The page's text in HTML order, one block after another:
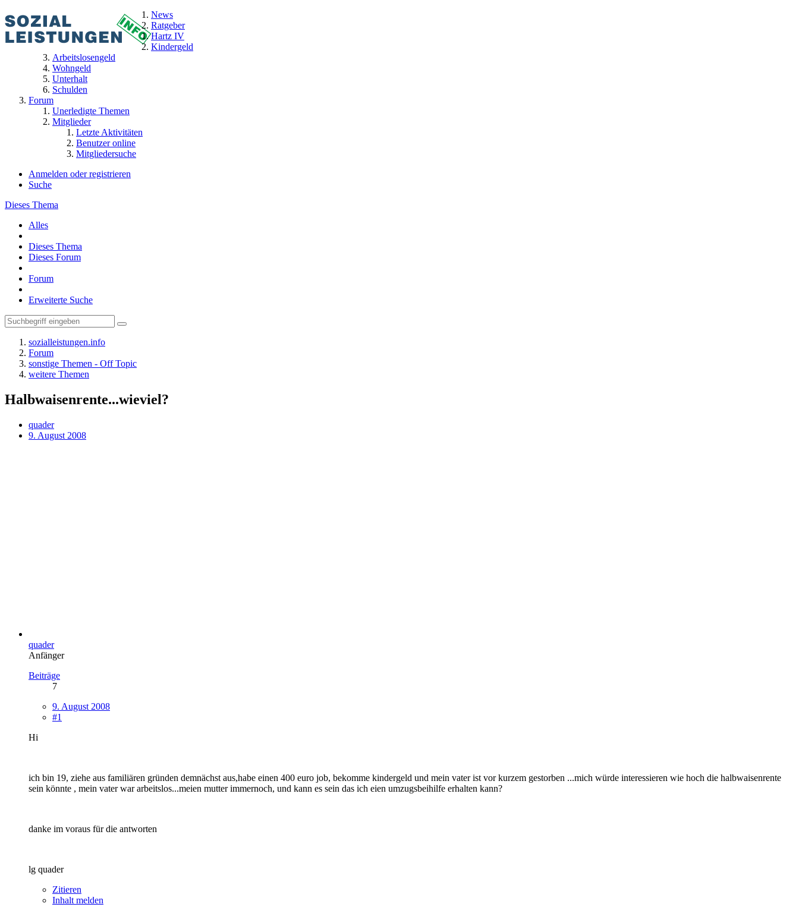
News
Ratgeber
Hartz IV
Kindergeld
Arbeitslosengeld
Wohngeld
Unterhalt
Schulden
Forum
Unerledigte Themen
Mitglieder
Letzte Aktivitäten
Benutzer online
Mitgliedersuche
Anmelden oder registrieren
Suche
Dieses Thema
Alles
Dieses Thema
Dieses Forum
Forum
Erweiterte Suche
sozialleistungen.info
Forum
sonstige Themen - Off Topic
weitere Themen
Halbwaisenrente...wieviel?
quader
9. August 2008
quader
Anfänger
Beiträge
7
9. August 2008
#1
Hi
ich bin 19, ziehe aus familiären gründen demnächst aus,habe einen 400 euro job, bekomme kindergeld und mein vater ist vor kurzem gestorben ...mich würde interessieren wie hoch die halbwaisenrente
sein könnte , mein vater war arbeitslos...meien mutter immernoch, und kann es sein das ich eien umzugsbeihilfe erhalten kann?
danke im voraus für die antworten
lg quader
Zitieren
Inhalt melden